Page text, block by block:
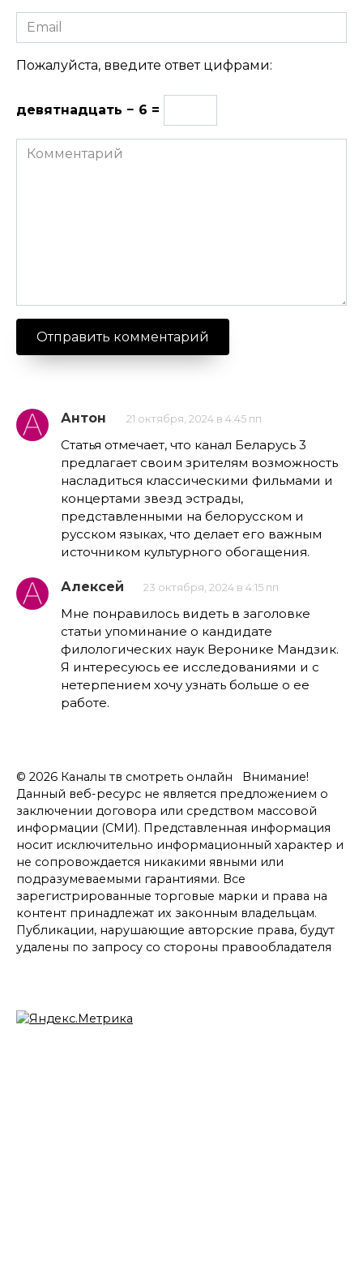
Email
Пожалуйста, введите ответ цифрами:
девятнадцать − 6 =
Комментарий
Антон 21 октября, 2024 в 4:45 пп
Статья отмечает, что канал Беларусь 3
предлагает своим зрителям возможность
насладиться классическими фильмами и
концертами звезд эстрады,
представленными на белорусском и
русском языках, что делает его важным
источником культурного обогащения.
Алексей 23 октября, 2024 в 4:15 пп
Мне понравилось видеть в заголовке
статьи упоминание о кандидате
филологических наук Веронике Мандзик.
Я интересуюсь ее исследованиями и с
нетерпением хочу узнать больше о ее
работе.
© 2026 Каналы тв смотреть онлайн Внимание!
Данный веб-ресурс не является предложением о
заключении договора или средством массовой
информации (СМИ). Представленная информация
носит исключительно информационный характер и
не сопровождается никакими явными или
подразумеваемыми гарантиями. Все
зарегистрированные торговые марки и права на
контент принадлежат их законным владельцам.
Публикации, нарушающие авторские права, будут
удалены по запросу со стороны правообладателя